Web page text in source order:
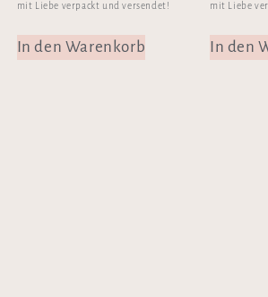
mit Liebe verpackt und versendet!
In den Warenkorb
mit Liebe
In den